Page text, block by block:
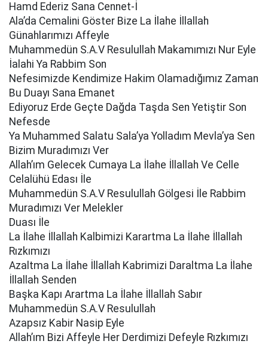
Hamd Ederiz Sana Cennet-İ
Ala’da Cemalini Göster Bize La İlahe İllallah
Günahlarımızı Affeyle
Muhammedün S.A.V Resulullah Makamımızı Nur Eyle
İalahi Ya Rabbim Son
Nefesimizde Kendimize Hakim Olamadığımız Zaman
Bu Duayı Sana Emanet
Ediyoruz Erde Geçte Dağda Taşda Sen Yetiştir Son
Nefesde
Ya Muhammed Salatu Sala’ya Yolladım Mevla’ya Sen
Bizim Muradımızı Ver
Allah’ım Gelecek Cumaya La İlahe İllallah Ve Celle
Celalühü Edası İle
Muhammedün S.A.V Resulullah Gölgesi İle Rabbim
Muradımızı Ver Melekler
Duası İle
La İlahe İllallah Kalbimizi Karartma La İlahe İllallah
Rızkımızı
Azaltma La İlahe İllallah Kabrimizi Daraltma La İlahe
İllallah Senden
Başka Kapı Arartma La İlahe İllallah Sabır
Muhammedün S.A.V Resulullah
Azapsız Kabir Nasip Eyle
Allah’ım Bizi Affeyle Her Derdimizi Defeyle Rızkımızı